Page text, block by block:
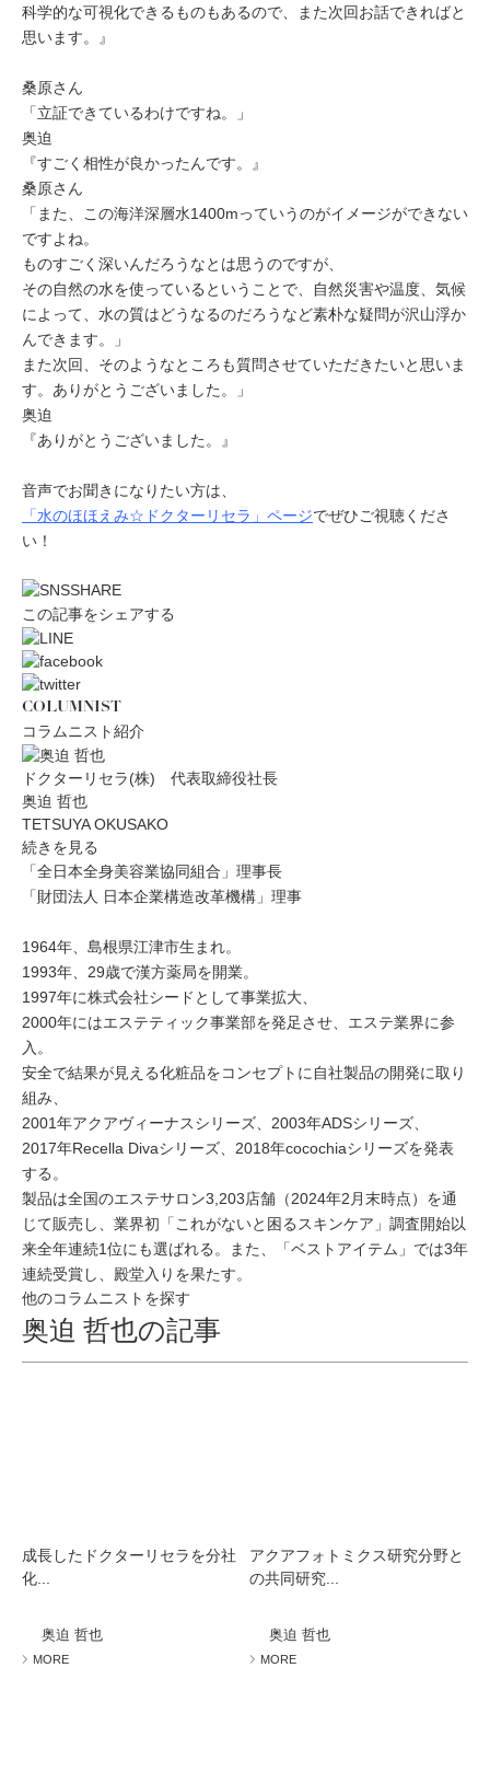
科学的な可視化できるものもあるので、また次回お話できればと
思います。』
桑原さん
「立証できているわけですね。」
奥迫
『すごく相性が良かったんです。』
桑原さん
「また、
この海洋深層水1400mっていうのがイメージができない
ですよね。
ものすごく深いんだろうなとは思うのですが、
その自然の水を使っているということで、自然災害や温度、気候
によって、 水の質はどうなるのだろうなど素朴な疑問が沢山浮か
んできます。」
また次回、そのようなところも質問させていただきたいと思いま
す。ありがとうございました。」
奥迫
『ありがとうございました。』
音声でお聞きになりたい方は、
「水のほほえみ☆ドクターリセラ」ページでぜひご視聴くださ
い！
この記事をシェアする
COLUMNIST
コラムニスト紹介
ドクターリセラ(株) 代表取締役社長
奥迫 哲也
TETSUYA OKUSAKO
続きを見る
「全日本全身美容業協同組合」理事長
「財団法人 日本企業構造改革機構」理事
1964年、島根県江津市生まれ。
1993年、29歳で漢方薬局を開業。
1997年に株式会社シードとして事業拡大、
2000年にはエステティック事業部を発足させ、エステ業界に参
入。
安全で結果が見える化粧品をコンセプトに自社製品の開発に取り
組み、
2001年アクアヴィーナスシリーズ、2003年ADSシリーズ、
2017年Recella Divaシリーズ、2018年cocochiaシリーズを発表
する。
製品は全国のエステサロン3,203店舗（2024年2月末時点）を通
じて販売し、業界初「これがないと困るスキンケア」調査開始以
来全年連続1位にも選ばれる。また、「ベストアイテム」では3年
連続受賞し、殿堂入りを果たす。
他のコラムニストを探す
奥迫 哲也の記事
成長したドクターリセラを分社
化...
奥迫 哲也
MORE
アクアフォトミクス研究分野と
の共同研究...
奥迫 哲也
MORE